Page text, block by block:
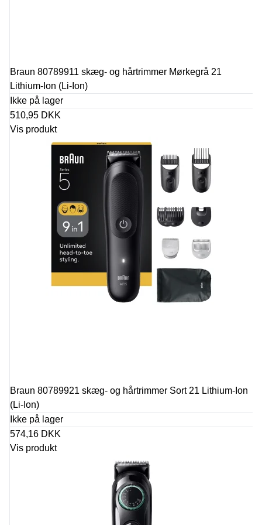
Braun 80789911 skæg- og hårtrimmer Mørkegrå 21
Lithium-Ion (Li-Ion)
Ikke på lager
510,95 DKK
Vis produkt
Braun 80789921 skæg- og hårtrimmer Sort 21 Lithium-Ion
(Li-Ion)
Ikke på lager
574,16 DKK
Vis produkt